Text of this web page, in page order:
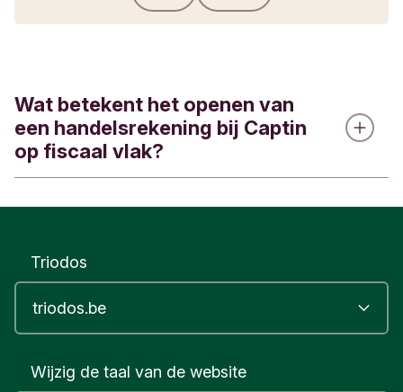
Wat betekent het openen van
een handelsrekening bij Captin
op fiscaal vlak?
Door een handelsrekening te openen en te hebben
recht, bent u als Belgisch ingezetene gebonden
aanhouden van rekeningen in het buitenland. De
houdt voor u bepaalde verplichtingen in. Het is
Triodos
Wijzig de taal van de website